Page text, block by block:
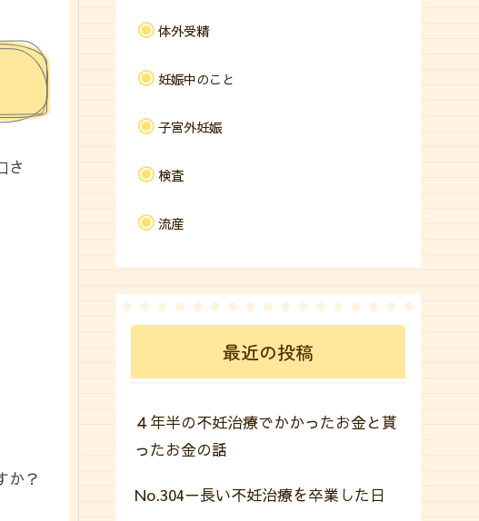
さ
か？
体外受精
妊娠中のこと
子宮外妊娠
検査
流産
最近の投稿
４年半の不妊治療でかかったお金と貰
ったお金の話
No.304－長い不妊治療を卒業した日